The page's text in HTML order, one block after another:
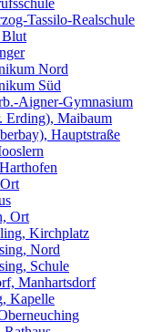
Tassilo-Realschule
Nord
Süd
Aigner-Gymnasium
Erding), Maibaum
Hauptstraße
Ort
Kirchplatz
Nord
Schule
Manhartsdorf
Kapelle